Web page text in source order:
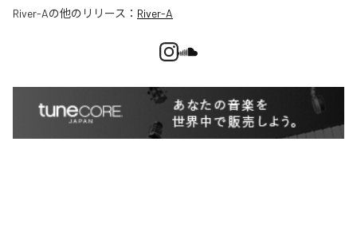
River-Aの他のリリース： River-A